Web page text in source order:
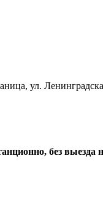
ул.
без выезда